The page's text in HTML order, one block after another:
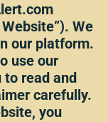
We
our platform.
use our
to read and
carefully.
you